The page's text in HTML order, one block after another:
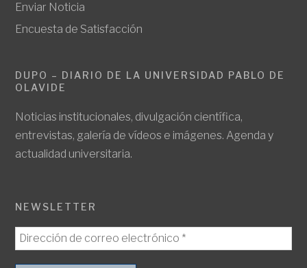
Enviar Noticia
Encuesta de Satisfacción
DUPO – DIARIO DE LA UNIVERSIDAD PABLO DE
OLAVIDE
Noticias institucionales, divulgación científica,
entrevistas, galería de vídeos e imágenes. Agenda y
actualidad universitaria.
NEWSLETTER